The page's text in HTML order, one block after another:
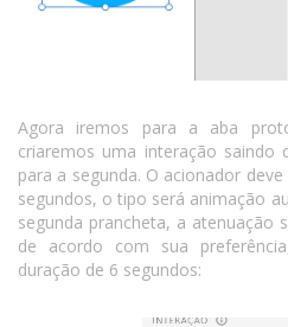
Agora iremos para a aba
criaremos uma interação saindo
para a segunda. O acionador
segundos, o tipo será animação
segunda prancheta, a atenuação
de acordo com sua
duração de 6 segundos: